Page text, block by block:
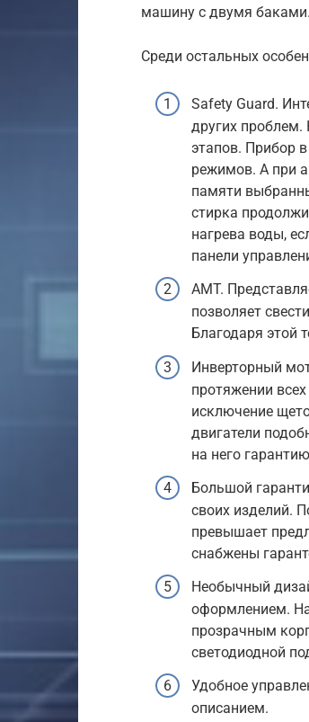
машину с двумя баками.
Среди остальных
Safety Guard.
других
этапов. Прибор
режимов. А при
памяти
стирка
нагрева воды,
панели
AMT.
позволяет
Благодаря этой
Инверторный
протяжении
исключение
двигатели
на него
Большой
своих изделий.
превышает
снабжены
Необычный
оформлением.
прозрачным
светодиодной
Удобное
описанием.